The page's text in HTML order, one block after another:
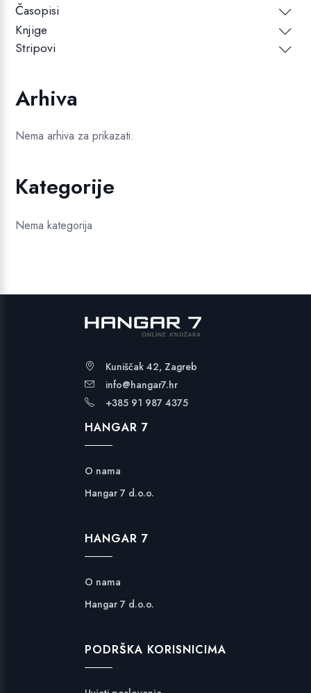
Časopisi
Knjige
Stripovi
Arhiva
Nema arhiva za prikazati.
Kategorije
Nema kategorija
Kuniščak 42, Zagreb
info@hangar7.hr
+385 91 987 4375
HANGAR 7
O nama
Hangar 7 d.o.o.
HANGAR 7
O nama
Hangar 7 d.o.o.
PODRŠKA KORISNICIMA